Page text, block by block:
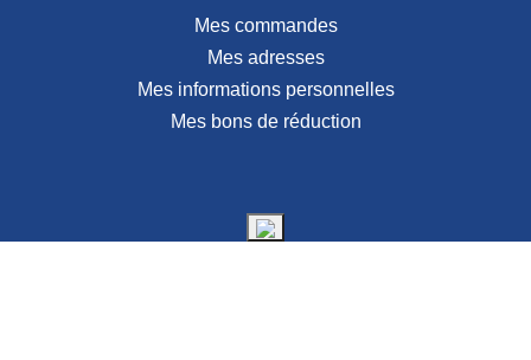
Mes commandes
Mes adresses
Mes informations personnelles
Mes bons de réduction